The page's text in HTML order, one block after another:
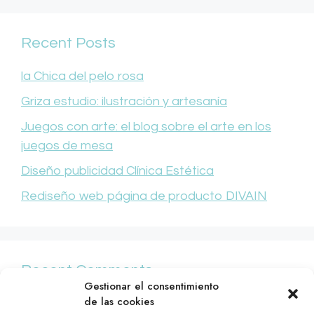
Gestionar el consentimiento
de las cookies
Recent Posts
la Chica del pelo rosa
Griza estudio: ilustración y artesanía
Juegos con arte: el blog sobre el arte en los
juegos de mesa
Diseño publicidad Clínica Estética
Rediseño web página de producto DIVAIN
Recent Comments
No hay comentarios que mostrar.